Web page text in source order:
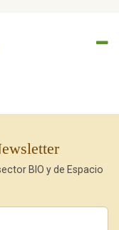
BIO y de Espacio